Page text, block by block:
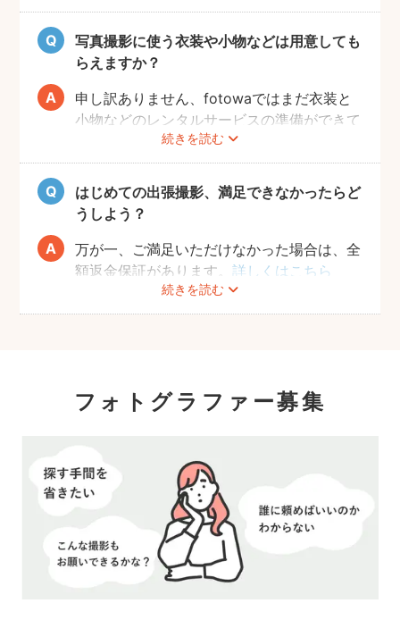
合わせておくと、当日スムーズに撮影ができ
るのでおすすめです。
写真撮影に使う衣装や小物などは用意しても
らえますか？
続きを読む
申し訳ありません、fotowaではまだ衣装と
小物などのレンタルサービスの準備ができて
おりませんので、お客様ご自身にご用意をお
願いしております。
はじめての出張撮影、満足できなかったらど
うしよう？
続きを読む
万が一、ご満足いただけなかった場合は、全
額返金保証があります。詳しくはこちら
フォトグラファー募集